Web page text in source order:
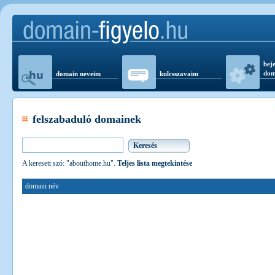
domain neveim kulcsszavaim
felszabaduló domainek
A keresett szó: "abouthome.hu". Teljes lista megtekintése
domain név